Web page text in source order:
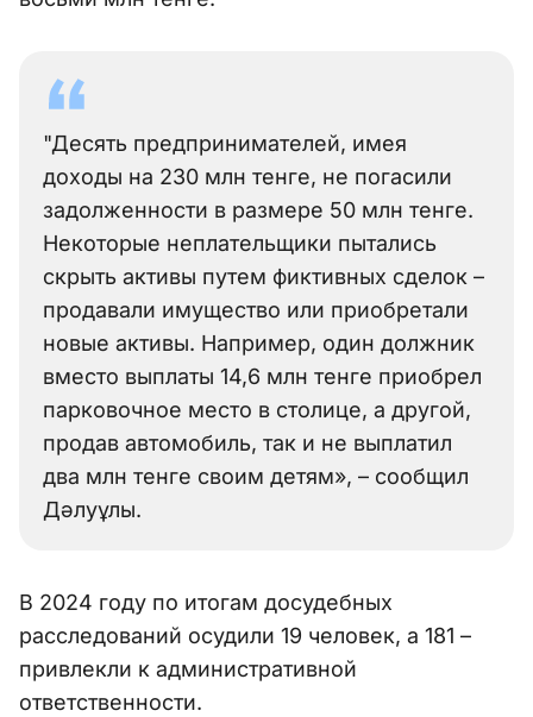
"Десять предпринимателей, имея
доходы на 230 млн тенге, не погасили
задолженности в размере 50 млн тенге.
Некоторые неплательщики пытались
скрыть активы путем фиктивных сделок –
продавали имущество или приобретали
новые активы. Например, один должник
вместо выплаты 14,6 млн тенге приобрел
парковочное место в столице, а другой,
продав автомобиль, так и не выплатил
два млн тенге своим детям», – сообщил
Дәлуұлы.
В 2024 году по итогам досудебных
расследований осудили 19 человек, а 181 –
привлекли к административной
ответственности.